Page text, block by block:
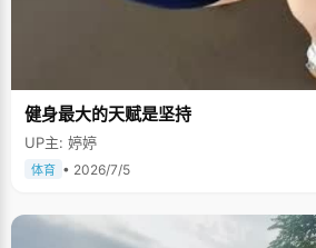
健身最大的天赋是坚持
UP主: 婷婷
体育 • 2026/7/5